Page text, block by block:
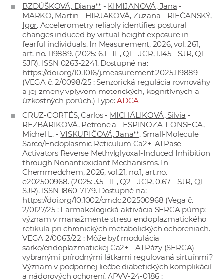
BZDÚŠKOVÁ, Diana**- KIMIJANOVÁ, Jana -
MARKO, Martin - HIRJAKOVÁ, Zuzana - RIEČANSKÝ,
Igor. Accelerometry reliably identifies postural
changes induced by virtual height exposure in
fearful individuals. In Measurement, 2026, vol. 261,
art. no. 119889. (2025: 6.1 - IF, Q1 - JCR, 1.145 - SJR, Q1 -
SJR). ISSN 0263-2241. Dostupné na:
https://doi.org/10.1016/j.measurement.2025.119889
(VEGA č. 2/0098/25 : Senzorická regulácia rovnováhy
a jej zmeny vplyvom motorických, kognitívnych a
úzkostných porúch.) Type:ADCA
CRUZ-CORTÉS, Carlos - MICHÁLIKOVÁ, Silvia -
REZBÁRIKOVÁ, Petronela - ESPINOZA-FONSECA,
Michel L. -VISKUPIČOVÁ, Jana**. Small-Molecule
Sarco/Endoplasmic Reticulum Ca2+-ATPase
Activators Reverse Methylglyoxal-Induced Inhibition
through Nonantioxidant Mechanisms. In
Chemmedchem, 2026, vol.21, no.1, art.no.
e202500968. (2025: 3.5 - IF, Q2 - JCR, 0.67 - SJR, Q1 -
SJR). ISSN 1860-7179. Dostupné na:
https://doi.org/10.1002/cmdc.202500968 (Vega č.
2/0127/25 : Farmakologická aktivácia SERCA púmp:
význam v manažmente stresu endoplazmatického
retikula pri chronických metabolických ochoreniach.
VEGA 2/0063/22 : Môže byť modulácia
sarko/endoplazmatickej Ca2+ - ATPázy (SERCA)
vybranými prírodnými látkami regulovaná sirtuínmi?
Význam v podpornej liečbe diabetických komplikácií
a nádorových ochorení. APVV-24-0186 :